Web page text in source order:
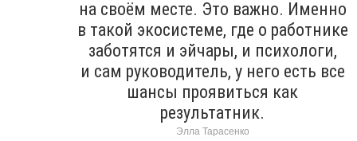
на своём месте. Это важно. Именно
в такой экосистеме, где о работнике
заботятся и эйчары, и психологи,
и сам руководитель, у него есть все
шансы проявиться как
результатник.
Элла Тарасенко